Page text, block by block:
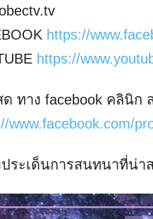
https://
https://
ด ทาง facebook คลินิก
www.facebook.com/
ระเด็นการสนทนาที่น่า